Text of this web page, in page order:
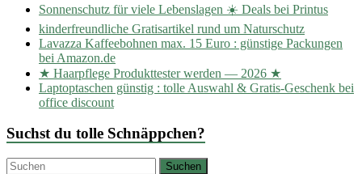
Sonnenschutz für viele Lebenslagen ☀️ Deals bei Printus
kinderfreundliche Gratisartikel rund um Naturschutz
Lavazza Kaffeebohnen max. 15 Euro : günstige Packungen
bei Amazon.de
★ Haarpflege Produkttester werden — 2026 ★
Laptoptaschen günstig : tolle Auswahl & Gratis-Geschenk bei
office discount
Suchst du tolle Schnäppchen?